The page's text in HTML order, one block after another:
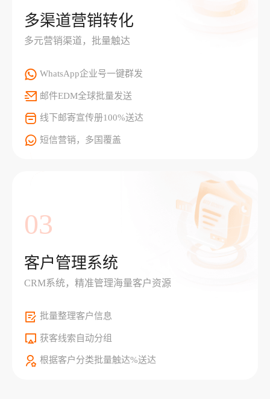
多渠道营销转化
多元营销渠道，批量触达
WhatsApp企业号一键群发
邮件EDM全球批量发送
线下邮寄宣传册100%送达
短信营销，多国覆盖
03
客户管理系统
CRM系统，精准管理海量客户资源
批量整理客户信息
获客线索自动分组
根据客户分类批量触达%送达